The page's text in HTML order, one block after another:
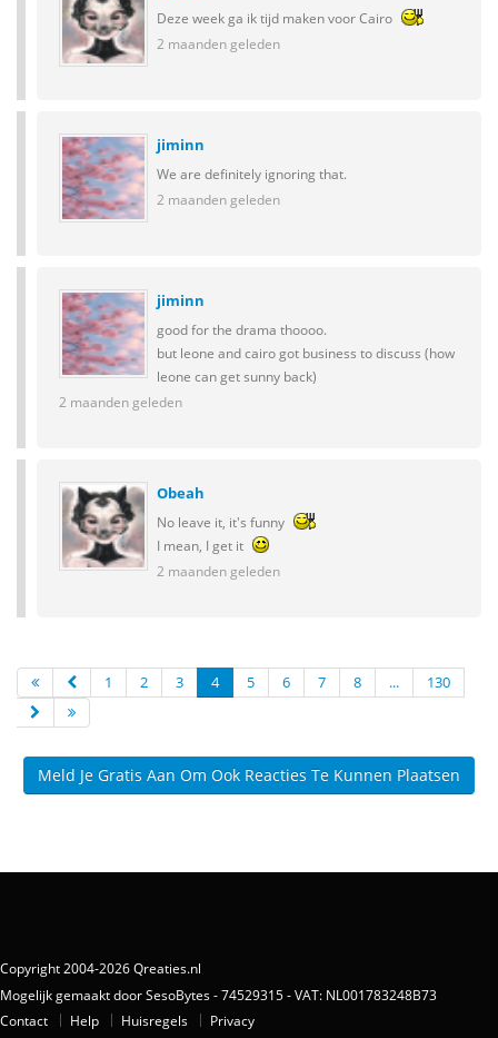
Deze week ga ik tijd maken voor Cairo
2 maanden geleden
jiminn
We are definitely ignoring that.
2 maanden geleden
jiminn
good for the drama thoooo.
but leone and cairo got business to discuss (how
leone can get sunny back)
2 maanden geleden
Obeah
No leave it, it's funny
I mean, I get it
2 maanden geleden
1 2 3 4 5 6 7 8 ... 130
Meld Je Gratis Aan Om Ook Reacties Te Kunnen Plaatsen
Copyright 2004-2026 Qreaties.nl
Mogelijk gemaakt door SesoBytes - 74529315 - VAT: NL001783248B73
Contact
Help Huisregels Privacy